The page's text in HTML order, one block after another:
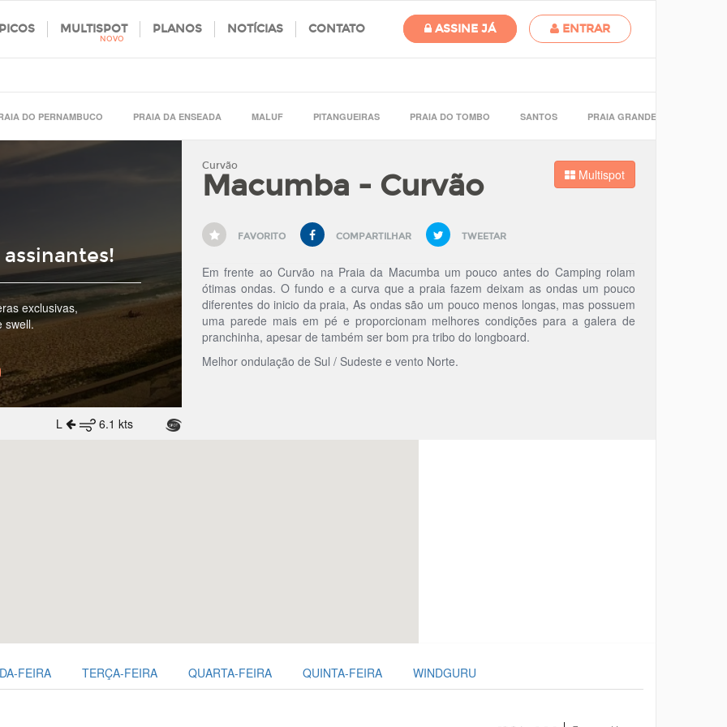
PICOS MULTISPOT
NOVO
PLANOS NOTÍCIAS CONTATO ASSINE JÁ ENTRAR
DO PERNAMBUCO PRAIA DA ENSEADA MALUF PITANGUEIRAS PRAIA DO TOMBO SANTOS PRAIA GRANDE
L 6.1 kts
Multispot
Curvão
Macumba - Curvão
FAVORITO COMPARTILHAR TWEETAR
Em frente ao Curvão na Praia da Macumba um pouco antes do Camping rolam
ótimas ondas. O fundo e a curva que a praia fazem deixam as ondas um pouco
diferentes do inicio da praia, As ondas são um pouco menos longas, mas possuem
uma parede mais em pé e proporcionam melhores condições para a galera de
pranchinha, apesar de também ser bom pra tribo do longboard.
Melhor ondulação de Sul / Sudeste e vento Norte.
FEIRA TERÇA-FEIRA QUARTA-FEIRA QUINTA-FEIRA WINDGURU